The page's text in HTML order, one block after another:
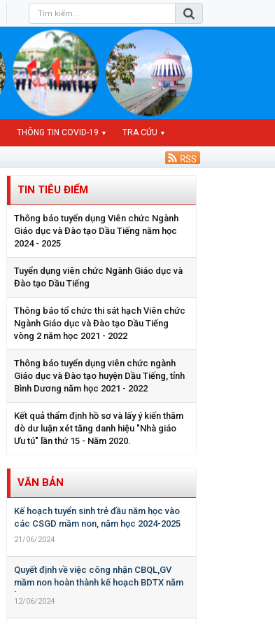
THÔNG TIN COVID-19 ▼ TRA CỨU ▼
TIN TIÊU ĐIỂM
Thông báo tuyển dụng Viên chức Ngành
Giáo dục và Đào tạo Dầu Tiếng năm học
2024 - 2025
Tuyển dụng viên chức Ngành Giáo dục và
Đào tạo Dầu Tiếng
Thông báo tổ chức thi sát hạch Viên chức
Ngành Giáo dục và Đào tạo Dầu Tiếng
vòng 2 năm học 2021 - 2022
Thông báo tuyển dụng viên chức ngành
Giáo dục và Đào tạo huyện Dầu Tiếng, tỉnh
Bình Dương năm học 2021 - 2022
Kết quả thẩm định hồ sơ và lấy ý kiến thăm
dò dư luận xét tăng danh hiệu "Nhà giáo
Ưu tú" lần thứ 15 - Năm 2020.
VĂN BẢN
Kế hoạch tuyển sinh trẻ đầu năm học vào
các CSGD mầm non, năm học 2024-2025
21/06/2024
Quyết định về việc công nhận CBQL,GV
mầm non hoàn thành kế hoạch BDTX năm
học 2023-2024
12/06/2024